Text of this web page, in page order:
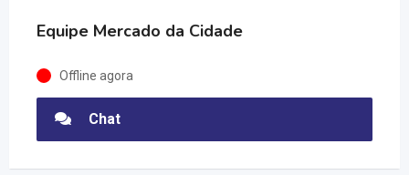
Equipe Mercado da Cidade
Offline agora
Chat